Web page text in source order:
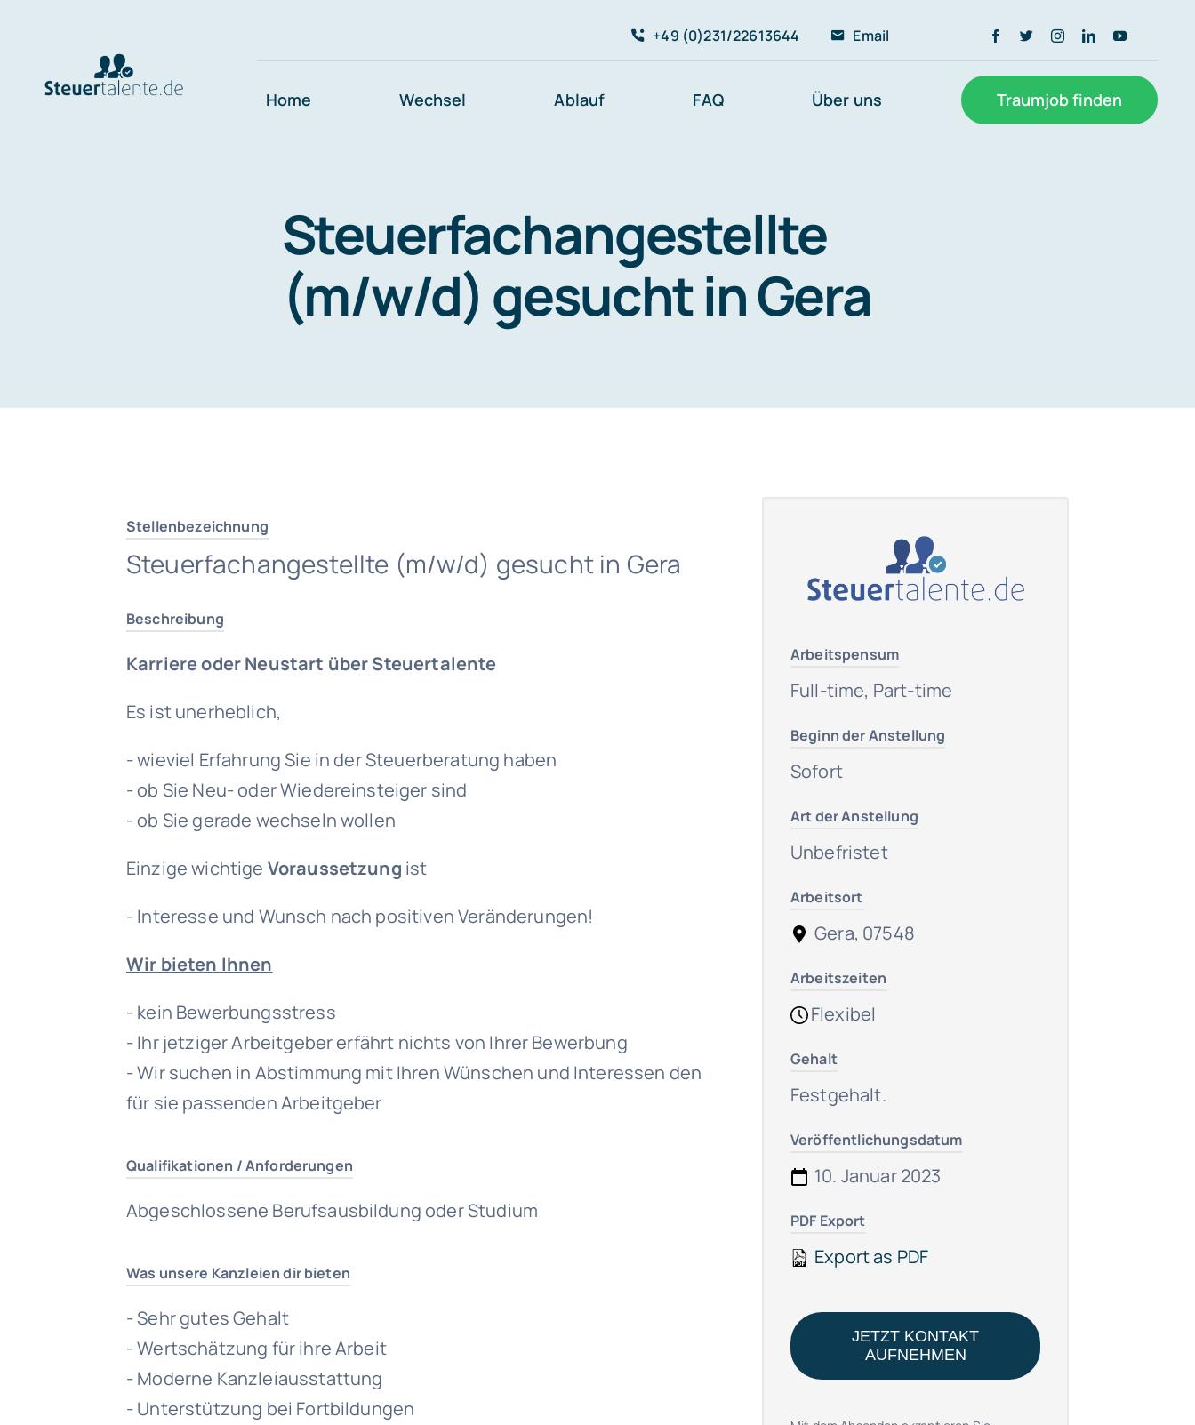
content
+49 (0)231/22613644 Email
Home Wechsel Ablauf FAQ Über uns Traumjob finden
Steuerfachangestellte
(m/w/d) gesucht in Gera
Stellenbezeichnung
Steuerfachangestellte (m/w/d) gesucht in Gera
Beschreibung
Karriere oder Neustart über Steuertalente
Es ist unerheblich,
- wieviel Erfahrung Sie in der Steuerberatung haben
- ob Sie Neu- oder Wiedereinsteiger sind
- ob Sie gerade wechseln wollen
Einzige wichtige Voraussetzung ist
- Interesse und Wunsch nach positiven Veränderungen!
Wir bieten Ihnen
- kein Bewerbungsstress
- Ihr jetziger Arbeitgeber erfährt nichts von Ihrer Bewerbung
- Wir suchen in Abstimmung mit Ihren Wünschen und Interessen den
für sie passenden Arbeitgeber
Qualifikationen / Anforderungen
Abgeschlossene Berufsausbildung oder Studium
Was unsere Kanzleien dir bieten
- Sehr gutes Gehalt
- Wertschätzung für ihre Arbeit
- Moderne Kanzleiausstattung
- Unterstützung bei Fortbildungen
Arbeitspensum
Full-time, Part-time
Beginn der Anstellung
Sofort
Art der Anstellung
Unbefristet
Arbeitsort
Gera, 07548
Arbeitszeiten
Flexibel
Gehalt
Festgehalt.
Veröffentlichungsdatum
10. Januar 2023
PDF Export
Export as PDF
JETZT KONTAKT
AUFNEHMEN